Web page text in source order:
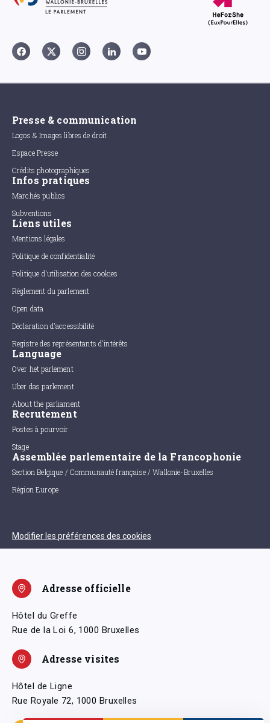
Presse & communication
Logos & Images libres de droit
Espace Presse
Crédits photographiques
Infos pratiques
Marchés publics
Subventions
Liens utiles
Mentions légales
Politique de confidentialité
Politique d'utilisation des cookies
Règlement du parlement
Open data
Déclaration d'accessibilité
Registre des représentants d'intérêts
Language
Over het parlement
Uber das parlement
About the parliament
Recrutement
Postes à pourvoir
Stage
Assemblée parlementaire de la Francophonie
Section Belgique / Communauté française / Wallonie-Bruxelles
Région Europe
Modifier les préférences des cookies
Adresse officielle
Hôtel du Greffe
Rue de la Loi 6, 1000 Bruxelles
Adresse visites
Hôtel de Ligne
Rue Royale 72, 1000 Bruxelles